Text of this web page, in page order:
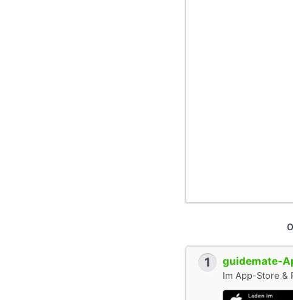
1 guidemate-
Im App-Store &